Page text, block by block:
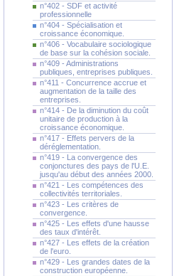
n°402 - SDF et activité
professionnelle
n°404 - Spécialisation et
croissance économique.
n°406 - Vocabulaire sociologique
de base sur la cohésion sociale.
n°409 - Administrations
publiques, entreprises publiques.
n°411 - Concurrence accrue et
augmentation de la taille des
entreprises.
n°414 - De la diminution du coût
unitaire de production à la
croissance économique.
n°417 - Effets pervers de la
déréglementation.
n°419 - La convergence des
conjonctures des pays de l'U.E.
jusqu'au début des années 2000.
n°421 - Les compétences des
collectivités territoriales.
n°423 - Les critères de
convergence.
n°425 - Les effets d'une hausse
des taux d'intérêt.
n°427 - Les effets de la création
de l'euro.
n°429 - Les grandes dates de la
construction européenne.